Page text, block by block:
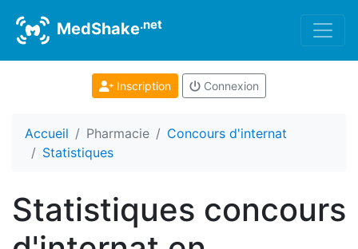
MedShake.net
Inscription Connexion
Accueil Pharmacie
Concours d'internat
Statistiques
Statistiques concours